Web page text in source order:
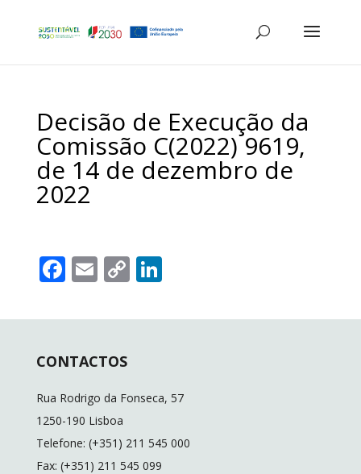
Decisão de Execução da
Comissão C(2022) 9619,
de 14 de dezembro de
2022
F
e
o
o
k
E
ai
C
p
n
Li
k
n
CONTACTOS
Rua Rodrigo da Fonseca, 57
1250-190 Lisboa
Telefone: (+351) 211 545 000
Fax: (+351) 211 545 099